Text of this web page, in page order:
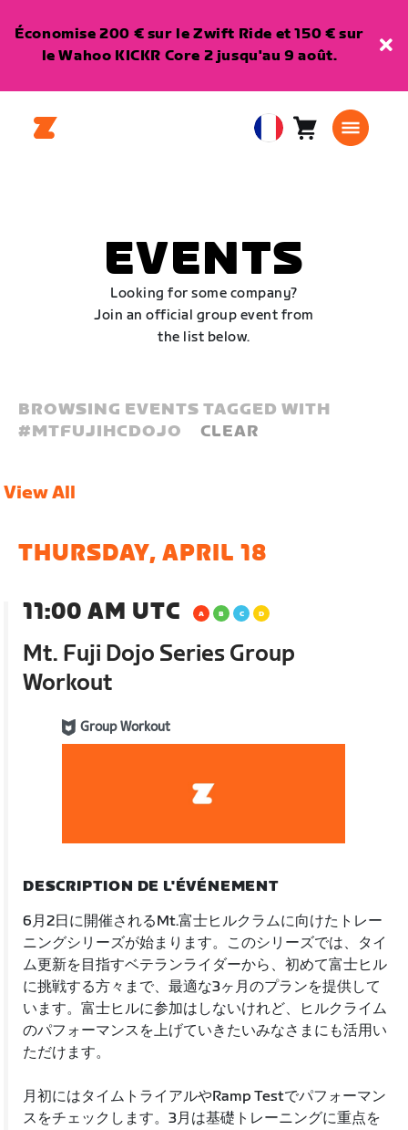
Économise 200 € sur le Zwift Ride et 150 € sur
le Wahoo KICKR Core 2 jusqu'au 9 août.
EuropeanPanier0
EVENTS
Looking for some company?
Join an official group event from
the list below.
BROWSING EVENTS TAGGED WITH
#MTFUJIHCDOJO CLEAR
View All
THURSDAY, APRIL 18
11:00 AM UTC
Mt. Fuji Dojo Series Group
Workout
Group Workout
DESCRIPTION DE L'ÉVÉNEMENT
6月2日に開催されるMt.富士ヒルクラムに向けたトレー
ニングシリーズが始まります。このシリーズでは、タイ
ム更新を目指すベテランライダーから、初めて富士ヒル
に挑戦する方々まで、最適な3ヶ月のプランを提供して
います。富士ヒルに参加はしないけれど、ヒルクライム
のパフォーマンスを上げていきたいみなさまにも活用い
ただけます。
月初にはタイムトライアルやRamp Testでパフォーマン
スをチェックします。3月は基礎トレーニングに重点を